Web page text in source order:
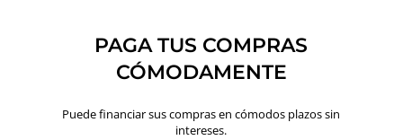
PAGA TUS COMPRAS
CÓMODAMENTE
Puede financiar sus compras en cómodos plazos sin
intereses.